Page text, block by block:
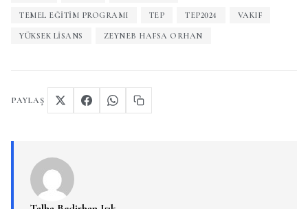
TEMEL EĞITIM PROGRAMI TEP TEP2024 VAKIF
YÜKSEK LISANS ZEYNEB HAFSA ORHAN
PAYLAŞ